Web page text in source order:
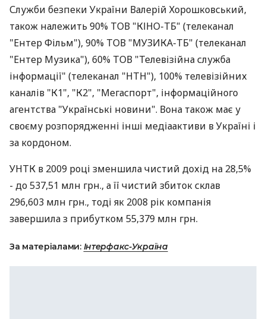
Служби безпеки України Валерій Хорошковський,
також належить 90% ТОВ "КІНО-ТБ" (телеканал
"Ентер Фільм"), 90% ТОВ "МУЗИКА-ТБ" (телеканал
"Ентер Музика"), 60% ТОВ "Телевізійна служба
інформації" (телеканал "НТН"), 100% телевізійних
каналів "К1", "К2", "Мегаспорт", інформаційного
агентства "Українські новини". Вона також має у
своєму розпорядженні інші медіаактиви в Україні і
за кордоном.
УНТК в 2009 році зменшила чистий дохід на 28,5%
- до 537,51 млн грн., а її чистий збиток склав
296,603 млн грн., тоді як 2008 рік компанія
завершила з прибутком 55,379 млн грн.
За матеріалами: Інтерфакс-Україна